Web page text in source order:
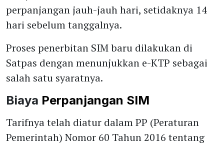
perpanjangan jauh-jauh hari, setidaknya 14
hari sebelum tanggalnya.
Proses penerbitan SIM baru dilakukan di
Satpas dengan menunjukkan e-KTP sebagai
salah satu syaratnya.
Biaya Perpanjangan SIM
Tarifnya telah diatur dalam PP (Peraturan
Pemerintah) Nomor 60 Tahun 2016 tentang